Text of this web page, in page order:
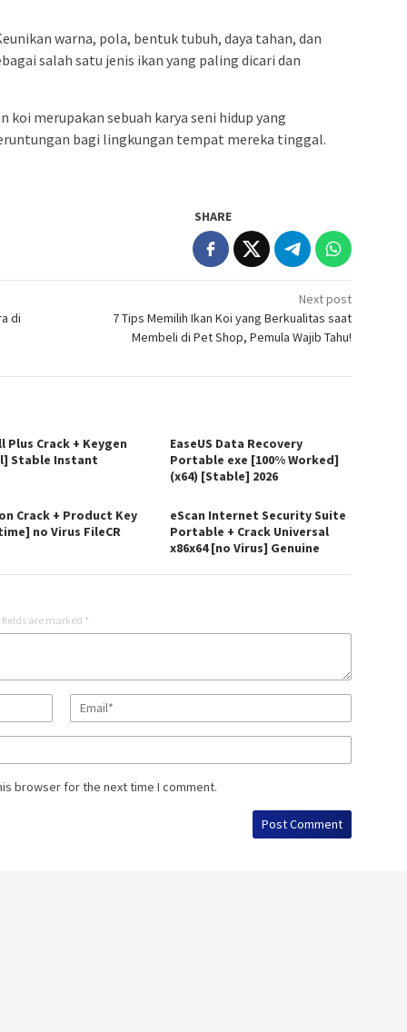
warna, pola, bentuk tubuh, daya tahan, dan
salah satu jenis ikan yang paling dicari dan
koi merupakan sebuah karya seni hidup yang
bagi lingkungan tempat mereka tinggal.
SHARE
di
Next post
7 Tips Memilih Ikan Koi yang Berkualitas saat
Membeli di Pet Shop, Pemula Wajib Tahu!
Plus Crack + Keygen
Stable Instant
EaseUS Data Recovery
Portable exe [100% Worked]
(x64) [Stable] 2026
Crack + Product Key
no Virus FileCR
eScan Internet Security Suite
Portable + Crack Universal
x86x64 [no Virus] Genuine
are marked *
browser for the next time I comment.